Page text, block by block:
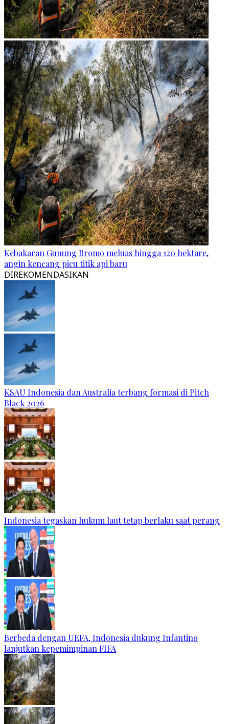
Kebakaran Gunung Bromo meluas hingga 120 hektare,
angin kencang picu titik api baru
DIREKOMENDASIKAN
KSAU Indonesia dan Australia terbang formasi di Pitch
Black 2026
Indonesia tegaskan hukum laut tetap berlaku saat perang
Berbeda dengan UEFA, Indonesia dukung Infantino
lanjutkan kepemimpinan FIFA